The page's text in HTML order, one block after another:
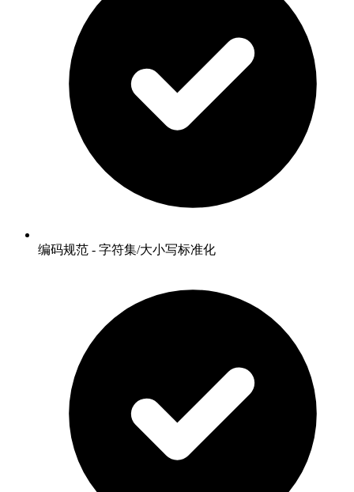
编码规范 - 字符集/大小写标准化